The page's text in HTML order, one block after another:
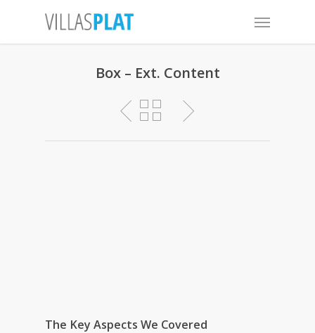
Box – Ext. Content
The Key Aspects We Covered